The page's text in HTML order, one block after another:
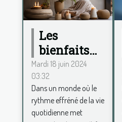
Les
bienfaits
de la
décoration
zen pour
un espace
Mardi 18 juin 2024
03:32
Dans un monde où le
rythme effréné de la vie
quotidienne met